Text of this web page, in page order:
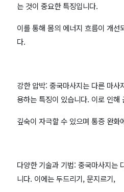
는 것이 중요한 특징입니다.
이를 통해 몸의 에너지 흐름이 개선
다.
강한 압박: 중국마사지는 다른 마
용하는 특징이 있습니다. 이로 인해
깊숙이 자극할 수 있으며 통증 완화
다양한 기술과 기법: 중국마사지는
니다. 이에는 두드리기, 문지르기,